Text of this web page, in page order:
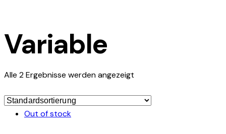
Variable
Alle 2 Ergebnisse werden angezeigt
Out of stock